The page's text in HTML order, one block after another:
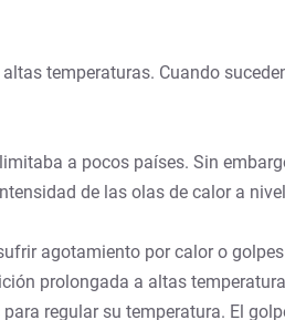
temperaturas. Cuando
a pocos países. Sin
de las olas de calor a
agotamiento por calor o
prolongada a altas
regular su temperatura. El